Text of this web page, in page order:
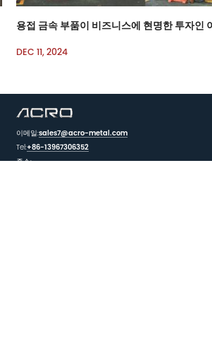
용접 금속 부품이 비즈니스에 현명한 투자인
DEC 11, 2024
이메일:sales7@acro-metal.com
Tel:+86-13967306352
주소: